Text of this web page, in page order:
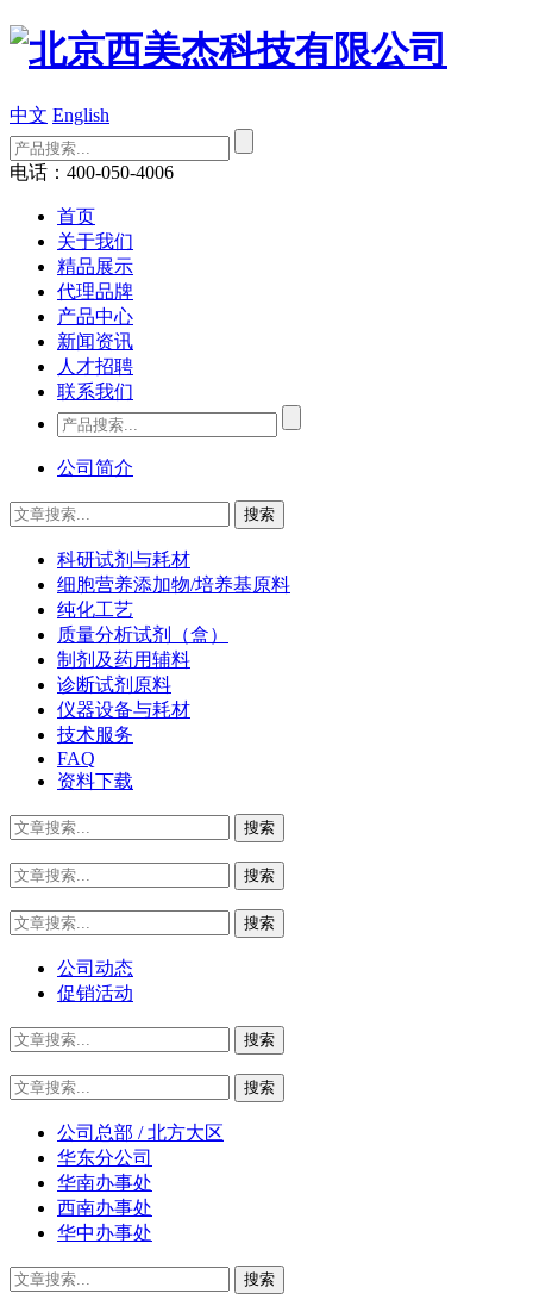
中文 English
电话：400-050-4006
首页
关于我们
精品展示
代理品牌
产品中心
新闻资讯
人才招聘
联系我们
公司简介
科研试剂与耗材
细胞营养添加物/培养基原料
纯化工艺
质量分析试剂（盒）
制剂及药用辅料
诊断试剂原料
仪器设备与耗材
技术服务
FAQ
资料下载
公司动态
促销活动
公司总部 / 北方大区
华东分公司
华南办事处
西南办事处
华中办事处